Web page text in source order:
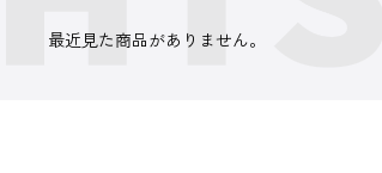
最近見た商品がありません。